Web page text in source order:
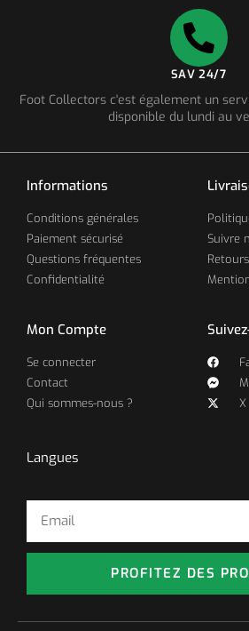
SAV 24/7
Foot Collectors c'est également un
disponible du lundi au
Informations
Conditions générales
Paiement sécurisé
Questions fréquentes
Confidentialité
Suivre
Retours
Mon Compte
Se connecter
Contact
Qui sommes-nous ?
X
Langues
PROFITEZ DES